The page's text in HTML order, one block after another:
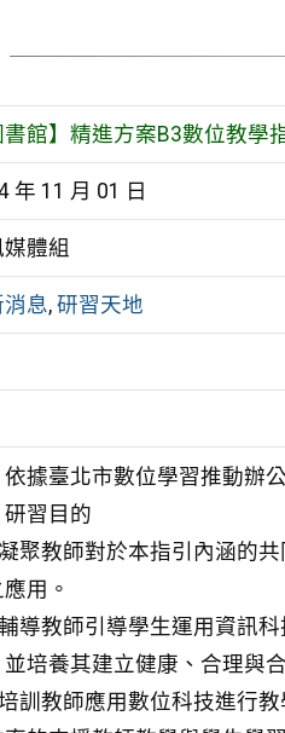
書館】精進方案B3數位教學
年 11 月 01 日
體組
息, 研習天地
據臺北市數位學習推動辦
研習目的
聚教師對於本指引內涵的
用。
導教師引導學生運用資訊
並培養其建立健康、合理與
訓教師應用數位科技進行